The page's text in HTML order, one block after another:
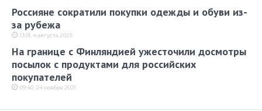
Россияне сократили покупки одежды и обуви из-
за рубежа
13:01, 4 августа 2025
На границе с Финляндией ужесточили досмотры
посылок с продуктами для российских
покупателей
09:40, 24 ноября 2021